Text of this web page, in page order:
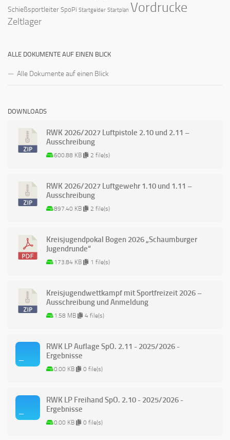
Schießsportleiter SpoPi Startgelder Startplan Vordrucke
Zeltlager
ALLE DOKUMENTE AUF EINEN BLICK
Alle Dokumente auf einen Blick
DOWNLOADS
RWK 2026/2027 Luftpistole 2.10 und 2.11 –
Ausschreibung
600.88 KB 2 file(s)
RWK 2026/2027 Luftgewehr 1.10 und 1.11 –
Ausschreibung
897.40 KB 2 file(s)
Kreisjugendpokal Bogen 2026 „Schaumburger
Jugendrunde“
173.84 KB 1 file(s)
Kreisjugendwettkampf mit Sportfreizeit 2026 –
Ausschreibung und Anmeldung
1.58 MB 4 file(s)
RWK LP Auflage SpO. 2.11 - 2025/2026 -
Ergebnisse
0.00 KB 0 file(s)
RWK LP Freihand SpO. 2.10 - 2025/2026 -
Ergebnisse
0.00 KB 0 file(s)